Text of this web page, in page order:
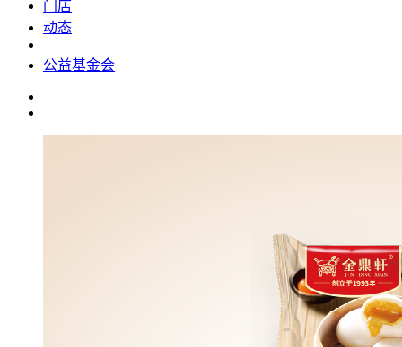
门店
动态
公益基金会